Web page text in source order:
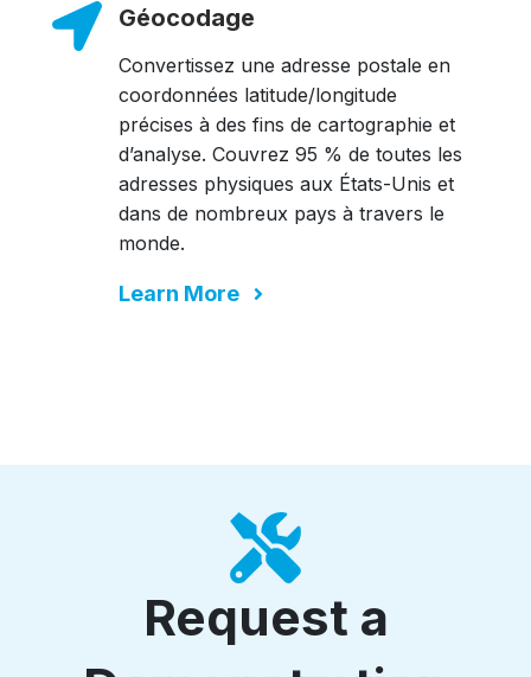
Géocodage
Convertissez une adresse postale en
coordonnées latitude/longitude
précises à des fins de cartographie et
d’analyse. Couvrez 95 % de toutes les
adresses physiques aux États-Unis et
dans de nombreux pays à travers le
monde.
Learn More
Request a